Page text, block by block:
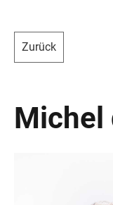
Zurück
Michel